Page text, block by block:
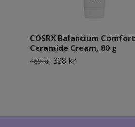
COSRX Balancium Comfort
Ceramide Cream, 80 g
469 kr 328 kr